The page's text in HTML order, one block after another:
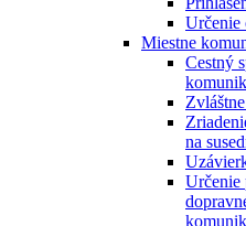
Určenie
Miestne
Cestný
na
Určenie